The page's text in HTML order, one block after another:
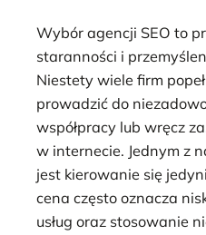
Wybór agencji SEO to
staranności i
Niestety wiele firm
prowadzić do
współpracy lub wręcz
w internecie. Jednym z
jest kierowanie się
cena często oznacza
usług oraz stosowanie